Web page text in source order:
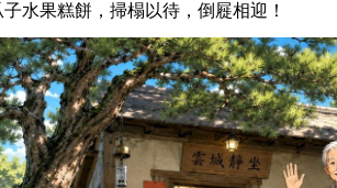
子水果糕餅，掃榻以待，倒屣相迎！